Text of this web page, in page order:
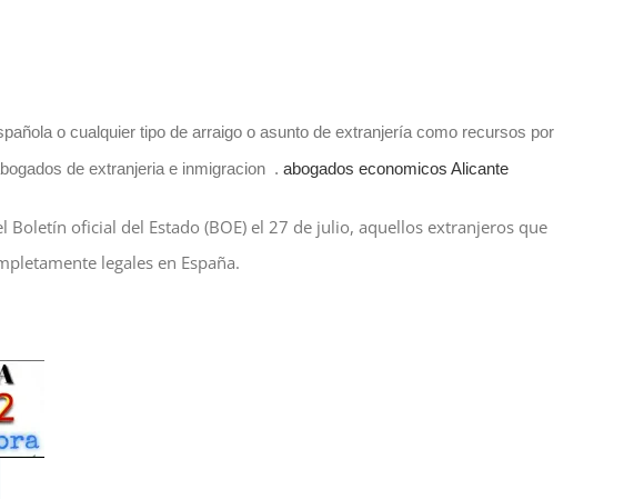
o cualquier tipo de arraigo o asunto de extranjería como recursos por
de extranjeria e inmigracion . abogados economicos Alicante
oficial del Estado (BOE) el 27 de julio, aquellos extranjeros que
legales en España.